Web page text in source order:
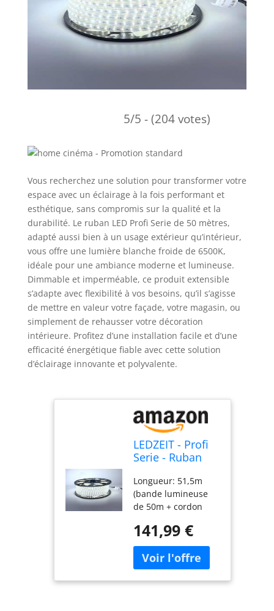
5/5 - (204 votes)
Vous recherchez une solution pour transformer votre
espace avec un éclairage à la fois performant et
esthétique, sans compromis sur la qualité et la
durabilité. Le ruban LED Profi Serie de 50 mètres,
adapté aussi bien à un usage extérieur qu’intérieur,
vous offre une lumière blanche froide de 6500K,
idéale pour une ambiance moderne et lumineuse.
Dimmable et imperméable, ce produit extensible
s’adapte avec flexibilité à vos besoins, qu’il s’agisse
de mettre en valeur votre façade, votre magasin, ou
simplement de rehausser votre décoration
intérieure. Profitez d’une installation facile et d’une
efficacité énergétique fiable avec cette solution
d’éclairage innovante et polyvalente.
LEDZEIT - Profi
Serie - Ruban
extérieur et
intérieur, 220V-
240V, blanc
dimmable,
imperméable,
extensible, Strip
light, pour le
bâtiment, le
Longueur: 51,5m
(bande lumineuse
de 50m + cordon
amovible de 1,5m).
Section transversale:
12 x 6 mm. 60
LED/m. Type de LED:
SMD2835, blanc
141,99 €